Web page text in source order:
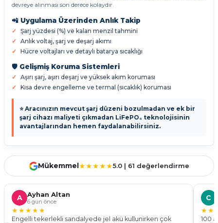
devreye alınması son derece kolaydır.
📲 Uygulama Üzerinden Anlık Takip
Şarj yüzdesi (%) ve kalan menzil tahmini
Anlık voltaj, şarj ve deşarj akımı
Hücre voltajları ve detaylı batarya sıcaklığı
🛡️ Gelişmiş Koruma Sistemleri
Aşırı şarj, aşırı deşarj ve yüksek akım koruması
Kısa devre engelleme ve termal (sıcaklık) koruması
⭐ Aracınızın mevcut şarj düzeni bozulmadan ve ek bir
şarj cihazı maliyeti çıkmadan LiFePO₄ teknolojisinin
avantajlarından hemen faydalanabilirsiniz.
Mükemmel★★★★★5.0 | 61 değerlendirme
A Ayhan Altan
6 gün önce
★★★★★
Engelli tekerlekli sandalyede jel akü kullunirken çok
C
100